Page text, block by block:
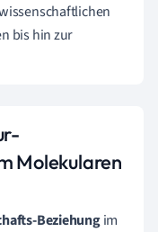
bis hin zur
Molekularen
Beziehungim